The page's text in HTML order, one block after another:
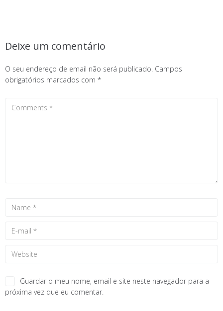
Deixe um comentário
O seu endereço de email não será publicado. Campos
obrigatórios marcados com *
Guardar o meu nome, email e site neste navegador para a
próxima vez que eu comentar.